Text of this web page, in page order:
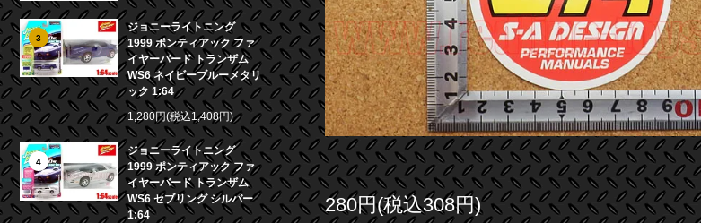
3
ジョニーライトニング
1999 ポンティアック ファ
イヤーバード トランザム
WS6 ネイビーブルーメタリ
ック 1:64
1,280円(税込1,408円)
4
ジョニーライトニング
1999 ポンティアック ファ
イヤーバード トランザム
WS6 セブリング シルバー
1:64
280円(税込308円)